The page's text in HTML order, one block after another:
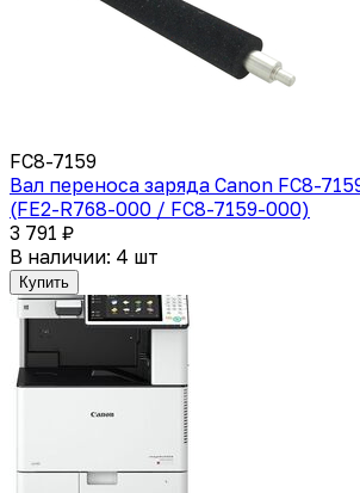
FC8-7159
Вал переноса заряда Canon FC8-
(FE2-R768-000 / FC8-7159-000)
3 791 ₽
В наличии: 4 шт
Купить